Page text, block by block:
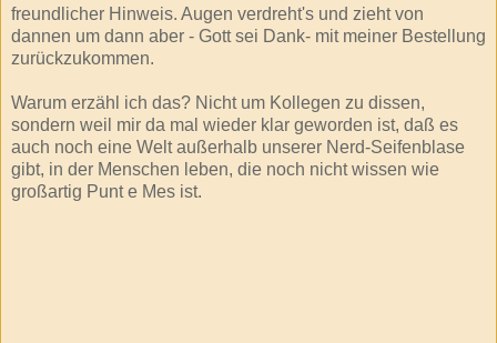
freundlicher Hinweis. Augen verdreht's und zieht von
dannen um dann aber - Gott sei Dank- mit meiner Bestellung
zurückzukommen.
Warum erzähl ich das? Nicht um Kollegen zu dissen,
sondern weil mir da mal wieder klar geworden ist, daß es
auch noch eine Welt außerhalb unserer Nerd-Seifenblase
gibt, in der Menschen leben, die noch nicht wissen wie
großartig Punt e Mes ist.